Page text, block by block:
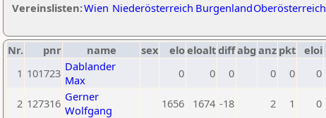
Vereinslisten:Wien Niederösterreich BurgenlandOberösterreich
Nr. pnr name sex eloeloaltdiffabg anz pkt eloi
1 101723 Dablander
Max
0 0 0 0 0 0
2 127316 Gerner
Wolfgang
1656 1674 -18 2 1 0